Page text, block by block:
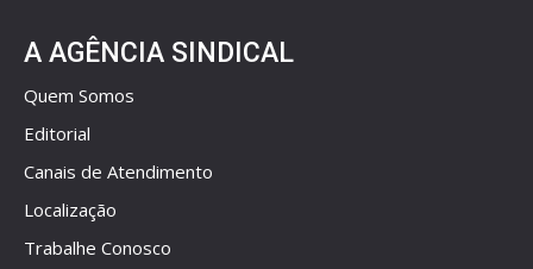
A AGÊNCIA SINDICAL
Quem Somos
Editorial
Canais de Atendimento
Localização
Trabalhe Conosco